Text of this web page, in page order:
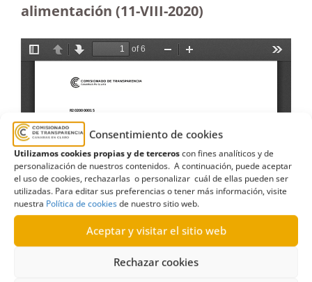
Consentimiento de cookies
Utilizamos cookies propias y de terceroscon fines analíticos y de
personalización de nuestros contenidos. A continuación, puede aceptar
el uso de cookies, rechazarlas o personalizar cuál de ellas pueden ser
utilizadas. Para editar sus preferencias o tener más información, visite
nuestra Política de cookiesde nuestro sitio web.
Aceptar y visitar el sitio web
Rechazar cookies
alimentación (11-VIII-2020)